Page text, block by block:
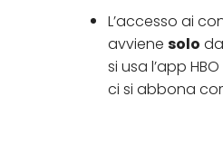
L’accesso ai
avviene solo
si usa l’app
ci si abbona